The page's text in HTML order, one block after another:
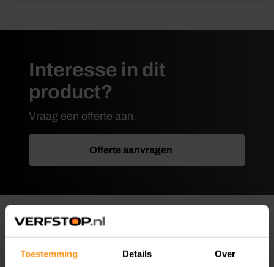
Toestemming Details Over
Interesse in dit
product?
Vraag een offerte aan.
Offerte aanvragen
Omschrijving